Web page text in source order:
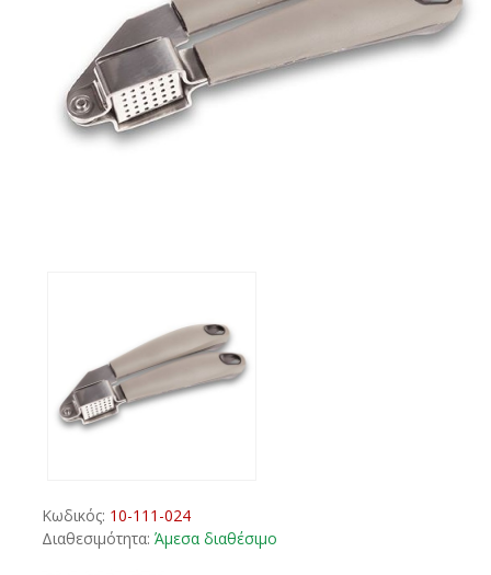
Κωδικός: 10-111-024
Διαθεσιμότητα: Άμεσα διαθέσιμο